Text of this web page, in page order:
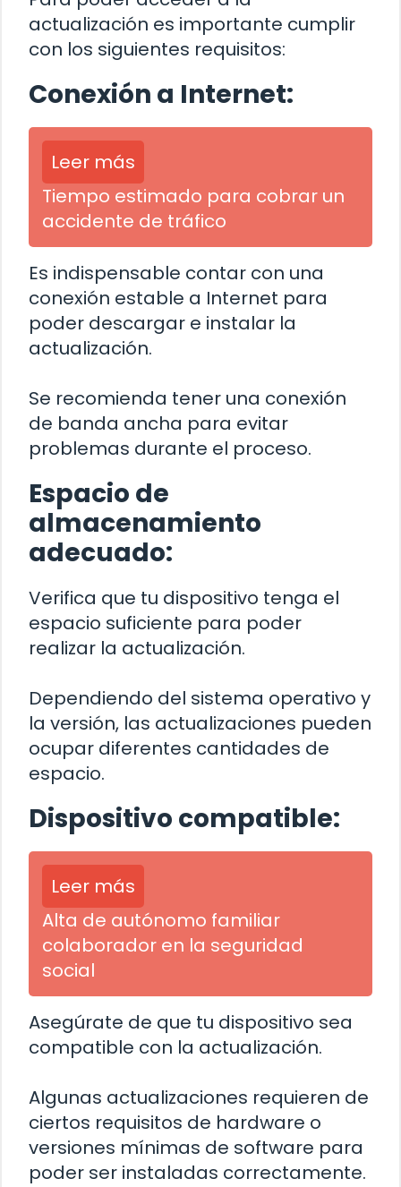
actualización es importante cumplir
con los siguientes requisitos:
Conexión a Internet:
Leer más
Tiempo estimado para cobrar un
accidente de tráfico
Es indispensable contar con una
conexión estable a Internet para
poder descargar e instalar la
actualización.
Se recomienda tener una conexión
de banda ancha para evitar
problemas durante el proceso.
Espacio de
almacenamiento
adecuado:
Verifica que tu dispositivo tenga el
espacio suficiente para poder
realizar la actualización.
Dependiendo del sistema operativo y
la versión, las actualizaciones pueden
ocupar diferentes cantidades de
espacio.
Dispositivo compatible:
Leer más
Alta de autónomo familiar
colaborador en la seguridad
social
Asegúrate de que tu dispositivo sea
compatible con la actualización.
Algunas actualizaciones requieren de
ciertos requisitos de hardware o
versiones mínimas de software para
poder ser instaladas correctamente.